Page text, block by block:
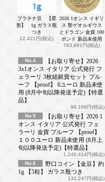
プラチナ豆 【星
形】 1g ガラス瓶
つき
12,421円(税込)
2026 1オンス イギリ
ス 聖ゲオルギウス
とドラゴン 金貨 100
ポンド 新品未使用
783,891円(税込)
No.4
【お取り寄せ】2026
3x1オンス イタリア 公式発行 フ
ェラーリ 3枚組銀貨セット プル
ーフ 【proof】 6ユーロ 新品未使
用 (8月中旬以降発送予定)【特選
品】
98,169円(税込)
No.5
【お取り寄せ】2026 1
オンス イタリア 公式発行 フェ
ラーリ 金貨 プルーフ 【proof】
１００ユーロ 新品未使用 (8月上
旬以降発送予定)【特選品】
1,246,414円(税込)
No.6
野口コイン【金豆】約
1g 【5粒】 ガラス瓶つき
132,247円(税込)